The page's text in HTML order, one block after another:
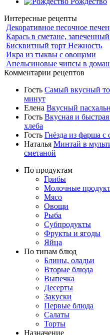
Интересные рецепты
Декоративное песочное
Карась в сметане,
Бисквитный торт Нежность
Икра из тыквы с овощами
Апельсиновые чипсы в
Комментарии рецептов
Гость Самый вкусный
минут
Елена Вкусный
Гость Вкусная и
хлеба
Гость Гнёзда из фарша с
Наталья Минтай в
сметаной
По продуктам
Грибы
Молочные
Мясо
Овощи
Рыба
Субпродукты
Фрукты и ягоды
Яйца
По типам блюд
Блины, оладьи
Вторые блюда
Выпечка
Десерты
Закуски
Первые блюда
Салаты
Торты
Назначение